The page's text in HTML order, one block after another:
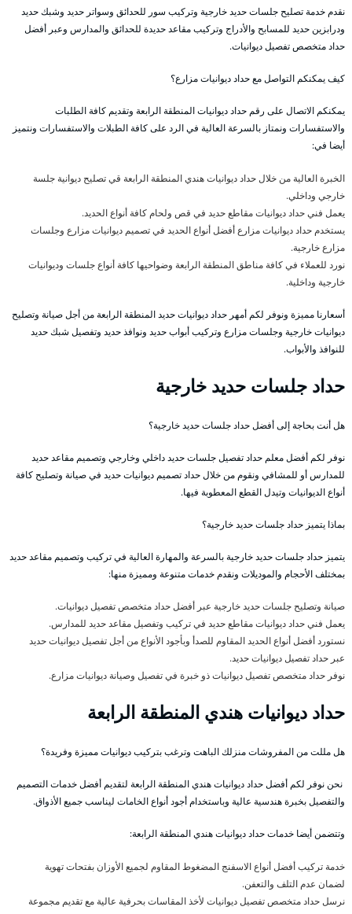
نقدم خدمة تصليح جلسات حديد خارجية وتركيب سور للحدائق وسواتر حديد وشبك حديد
ودرابزين حديد للمسابح والأدراج وتركيب مقاعد حديدة للحدائق والمدارس وعبر أفضل
حداد متخصص تفصيل ديوانيات.
كيف يمكنكم التواصل مع حداد ديوانيات مزارع؟
يمكنكم الاتصال على رقم حداد ديوانيات المنطقة الرابعة وتقديم كافة الطلبات
والاستفسارات ونمتاز بالسرعة العالية في الرد على كافة الطبلات والاستفسارات ونتميز
أيضا في:
الخبرة العالية من خلال حداد ديوانيات هندي المنطقة الرابعة قي تصليح ديوانية جلسة
خارجي وداخلي.
يعمل فني حداد ديوانيات مقاطع حديد في قص ولحام كافة أنواع الحديد.
يستخدم حداد ديوانيات مزارع أفضل أنواع الحديد في تصميم ديوانيات مزارع وجلسات
مزارع خارجية.
نورد للعملاء في كافة مناطق المنطقة الرابعة وضواحيها كافة أنواع جلسات وديوانيات
خارجية وداخلية.
أسعارنا مميزة ونوفر لكم أمهر حداد ديوانيات حديد المنطقة الرابعة من أجل صيانة وتصليح
ديوانيات خارجية وجلسات مزارع وتركيب أبواب حديد ونوافذ حديد وتفصيل شبك حديد
للنوافذ والأبواب.
حداد جلسات حديد خارجية
هل أنت بحاجة إلى أفضل حداد جلسات حديد خارجية؟
نوفر لكم أفضل معلم حداد تفصيل جلسات حديد داخلي وخارجي وتصميم مقاعد حديد
للمدارس أو للمشافي ونقوم من خلال حداد تصميم ديوانيات حديد في صيانة وتصليح كافة
أنواع الديوانيات وتيدل القطع المعطوبة فيها.
بماذا يتميز حداد جلسات حديد خارجية؟
يتميز حداد جلسات حديد خارجية بالسرعة والمهارة العالية في تركيب وتصميم مقاعد حديد
بمختلف الأحجام والموديلات ونقدم خدمات متنوعة ومميزة منها:
صيانة وتصليح جلسات حديد خارجية عبر أفضل حداد متخصص تفصيل ديوانيات.
يعمل فني حداد ديوانيات مقاطع حديد في تركيب وتفصيل مقاعد حديد للمدارس.
نستورد أفضل أنواع الحديد المقاوم للصدأ وبأجود الأنواع من أجل تفصيل ديوانيات حديد
عبر حداد تفصيل ديوانيات حديد.
نوفر حداد متخصص تفصيل ديوانيات ذو خبرة في تفصيل وصيانة ديوانيات مزارع.
حداد ديوانيات هندي المنطقة الرابعة
هل مللت من المفروشات منزلك الباهت وترغب بتركيب ديوانيات مميزة وفريدة؟
نحن نوفر لكم أفضل حداد ديوانيات هندي المنطقة الرابعة لتقديم أفضل خدمات التصميم
والتفصيل بخبرة هندسية عالية وباستخدام أجود أنواع الخامات ليناسب جميع الأذواق.
وتتضمن أيضا خدمات حداد ديوانيات هندي المنطقة الرابعة:
خدمة تركيب أفضل أنواع الاسفنج المضغوط المقاوم لجميع الأوزان بفتحات تهوية
لضمان عدم التلف والتعفن.
نرسل حداد متخصص تفصيل ديوانيات لأخذ المقاسات بحرفية عالية مع تقديم مجموعة